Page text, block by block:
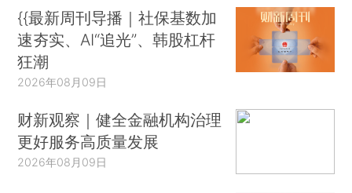
{{最新周刊导播｜社保基数加
速夯实、AI“追光”、韩股杠杆
狂潮
2026年08月09日
财新观察｜健全金融机构治理
更好服务高质量发展
2026年08月09日